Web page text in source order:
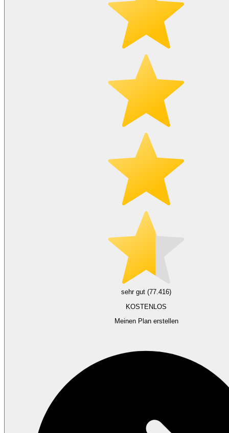
sehr gut (77.416)
KOSTENLOS
Meinen Plan erstellen